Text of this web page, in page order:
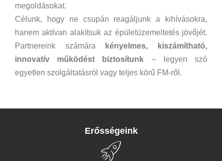
megoldásokat.
Célunk, hogy ne csupán reagáljunk a kihívásokra,
hanem aktívan alakítsuk az épületüzemeltetés jövőjét.
Partnereink számára kényelmes, kiszámítható,
innovatív működést biztosítunk – legyen szó
egyetlen szolgáltatásról vagy teljes körű FM-ről.
Erősségeink